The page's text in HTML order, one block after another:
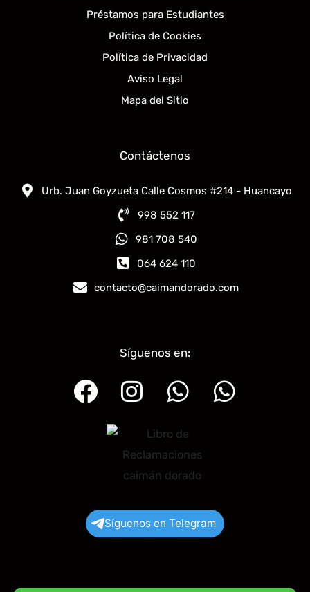
Préstamos para Estudiantes
Política de Cookies
Política de Privacidad
Aviso Legal
Mapa del Sitio
Contáctenos
Urb. Juan Goyzueta Calle Cosmos #214 - Huancayo
998 552 117
981 708 540
064 624 110
contacto@caimandorado.com
Síguenos en:
Facebook
Instagram
Whatsapp
Síguenos en Telegram